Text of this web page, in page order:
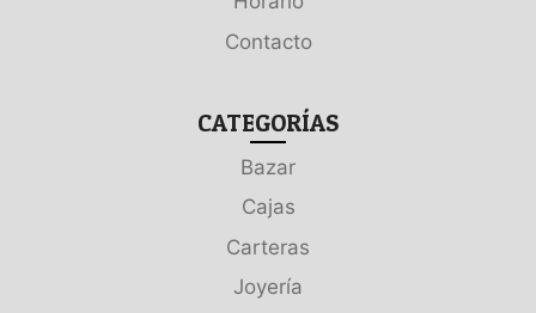
Contacto
CATEGORÍAS
Bazar
Cajas
Carteras
Joyería